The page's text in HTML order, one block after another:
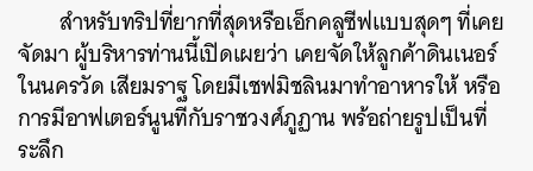
สำหรับทริปที่ยากที่สุดหรือเอ็กคลูซีฟแบบสุดๆ ที่เคย
จัดมา ผู้บริหารท่านนี้เปิดเผยว่า เคยจัดให้ลูกค้าดินเนอร์
ในนครวัด เสียมราฐ โดยมีเชฟมิชลินมาทำอาหารให้ หรือ
การมีอาฟเตอร์นูนทีกับราชวงศ์ภูฏาน พร้อถ่ายรูปเป็นที่
ระลึก